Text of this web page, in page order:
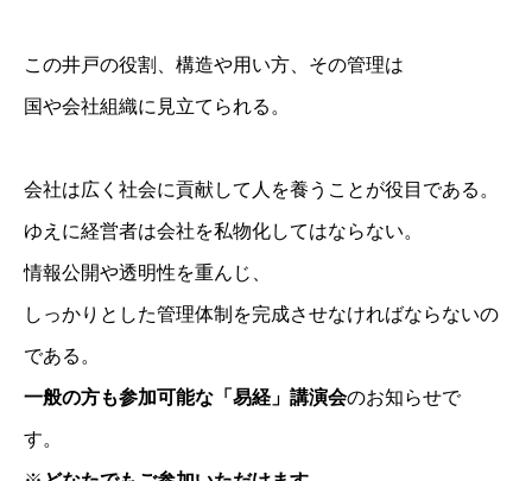
この井戸の役割、構造や用い方、その管理は
国や会社組織に見立てられる。
会社は広く社会に貢献して人を養うことが役目である。
ゆえに経営者は会社を私物化してはならない。
情報公開や透明性を重んじ、
しっかりとした管理体制を完成させなければならないの
である。
一般の方も参加可能な「易経」講演会のお知らせで
す。